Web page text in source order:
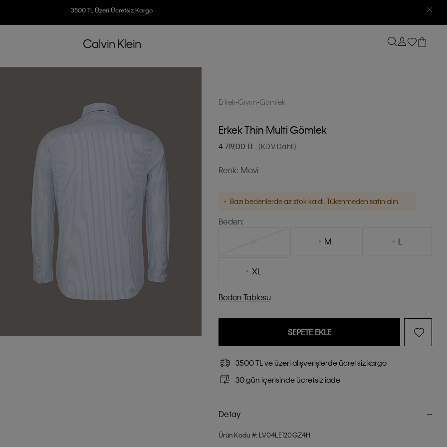
3500 TL Üzeri Ücretsiz Kargo
Erkek Giyim Gömlek
Erkek Thin Multi Gömlek
4.719,00 TL (KDV Dahil)
Renk: Mavi
Bazı bedenlerde az stok kaldı. Tükenmeden satın alın.
Beden:
M L
XL
Beden Tablosu
SEPETE EKLE
3500 TL ve üzeri alışverişlerde ücretsiz kargo
30 gün içerisinde ücretsiz iade
Detay
Ürün Kodu #: LV04LE120GZ4H